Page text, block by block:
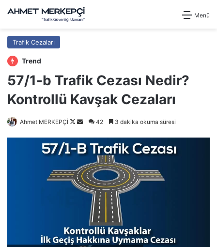
Menü
Trafik Cezaları
Trend
57/1-b Trafik Cezası Nedir?
Kontrollü Kavşak Cezaları
Ahmet MERKEPÇİ
Follow
X
Bir
posta
göndermek
42 3 dakika okuma süresi